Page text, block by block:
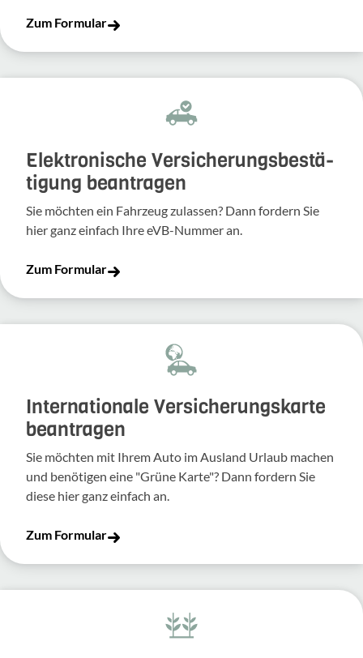
Zum Formular
Elek­tro­ni­sche Versi­che­rungs­be­stä­
ti­gung bean­tragen
Sie möchten ein Fahr­zeug zulassen? Dann fordern Sie
hier ganz einfach Ihre eVB-​Nummer an.
Zum Formular
Inter­na­tio­nale Versi­che­rungs­karte
bean­tragen
Sie möchten mit Ihrem Auto im Ausland Urlaub machen
und benö­tigen eine "Grüne Karte"? Dann fordern Sie
diese hier ganz einfach an.
Zum Formular